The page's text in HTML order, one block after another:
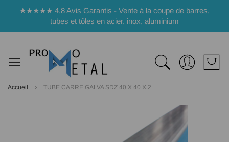
★★★★★ 4,8 Avis Garantis - Vente à la coupe de barres,
tubes et tôles en acier, inox, aluminium
Accueil TUBE CARRE GALVA SDZ 40 X 40 X 2